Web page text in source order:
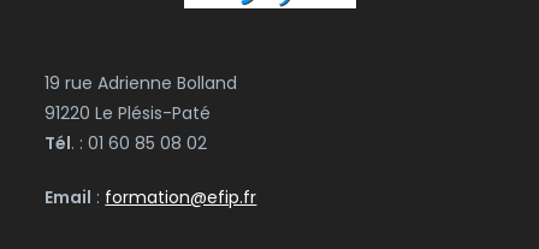
19 rue Adrienne Bolland
91220 Le Plésis-Paté
Tél. : 01 60 85 08 02
Email : formation@efip.fr